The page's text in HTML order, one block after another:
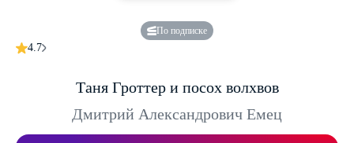
По подписке
4.7
Таня Гроттер и посох волхвов
Дмитрий Александрович Емец